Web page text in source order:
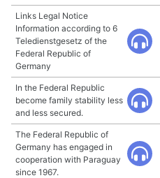
Links Legal Notice
Information according to 6
Teledienstgesetz of the
Federal Republic of
Germany
In the Federal Republic
become family stability less
and less secured.
The Federal Republic of
Germany has engaged in
cooperation with Paraguay
since 1967.